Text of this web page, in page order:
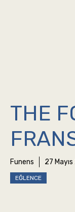
THE
Funens 27
EĞLENCE